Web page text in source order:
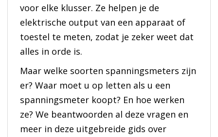
voor elke klusser. Ze helpen je de
elektrische output van een apparaat of
toestel te meten, zodat je zeker weet dat
alles in orde is.
Maar welke soorten spanningsmeters zijn
er? Waar moet u op letten als u een
spanningsmeter koopt? En hoe werken
ze? We beantwoorden al deze vragen en
meer in deze uitgebreide gids over